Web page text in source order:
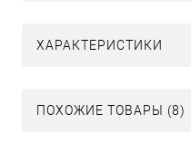
ХАРАКТЕРИСТИКИ
ПОХОЖИЕ ТОВАРЫ (8)